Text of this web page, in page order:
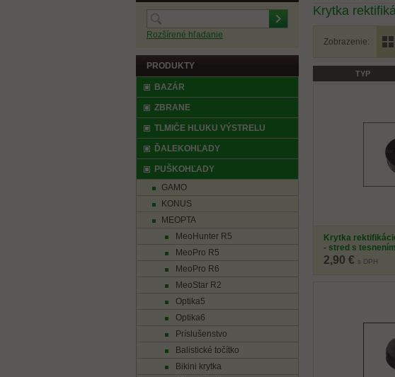
Krytka
Zobrazenie:
TYPLetná
Krytka
- stred s tesnením
2,90 € s DPH
Rozšírené hľadanie
PRODUKTY
BAZÁR
ZBRANE
TLMIČE HLUKU VÝSTRELU
ĎALEKOHĽADY
PUŠKOHĽADY
GAMO
KONUS
MEOPTA
MeoHunter R5
MeoPro R5
MeoPro R6
MeoStar R2
Optika5
Optika6
Príslušenstvo
Balistické točítko
Bikini krytka